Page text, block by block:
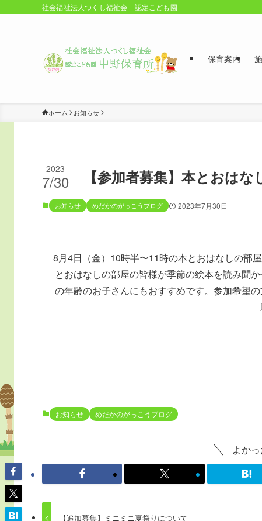
社会福祉法人つくし福祉会 認定こども園
保育案内
ホーム お知らせ
【参加者募集】本とおはな
2023
7/30
お知らせ めだかのがっこうブログ 2023年7月30日
8月4日（金）10時半〜11時の本とおはなしの部
とおはなしの部屋の皆様が季節の絵本を読み聞
の年齢のお子さんにもおすすめです。参加希望
お知らせ めだかのがっこうブログ
よか
【追加募集】ミニミニ夏祭りについて